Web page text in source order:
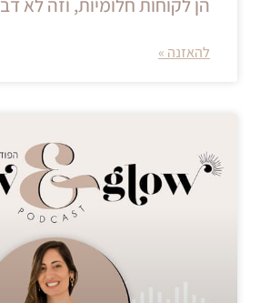
הן לקוחות חלומיות, וזה לא
להאזנה »